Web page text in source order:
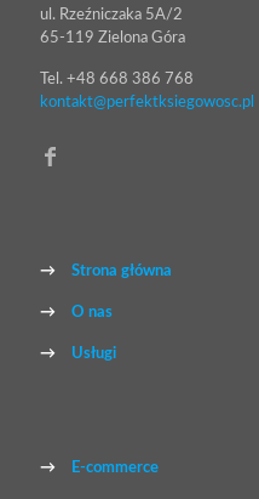
ul. Rzeźniczaka 5A/2
65-119 Zielona Góra
Tel. +48 668 386 768
kontakt@perfektksiegowosc.pl
→ Strona główna
→ O nas
→ Usługi
→ E-commerce